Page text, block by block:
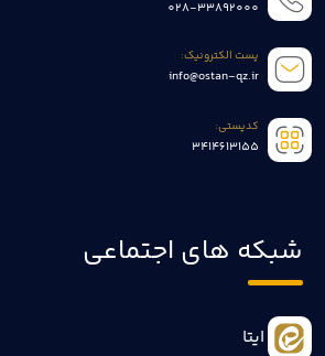
028-33892000
پست الکترونیک:
info@ostan-qz.ir
کدپستی:
3414613155
شبکه های اجتماعی
ایتا